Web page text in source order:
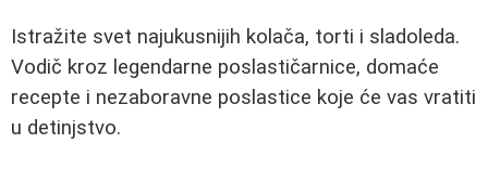
Istražite svet najukusnijih kolača, torti i sladoleda.
Vodič kroz legendarne poslastičarnice, domaće
recepte i nezaboravne poslastice koje će vas vratiti
u detinjstvo.